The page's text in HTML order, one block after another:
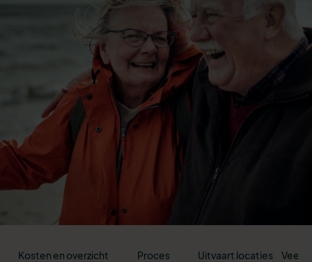
Kosten en overzicht Proces Uitvaart locaties